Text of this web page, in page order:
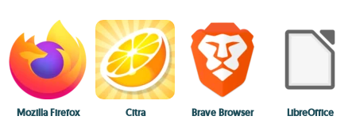
Mozilla Firefox Citra Brave Browser LibreOffice